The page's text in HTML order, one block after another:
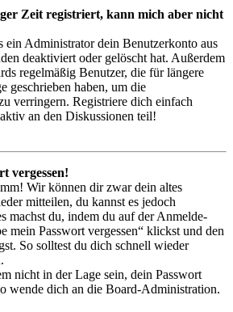
Zeit registriert, kann mich aber nicht
ein Administrator dein Benutzerkonto aus
deaktiviert oder gelöscht hat. Außerdem
regelmäßig Benutzer, die für längere
geschrieben haben, um die
verringern. Registriere dich einfach
an den Diskussionen teil!
vergessen!
Wir können dir zwar dein altes
mitteilen, du kannst es jedoch
machst du, indem du auf der Anmelde-
mein Passwort vergessen“ klickst und den
So solltest du dich schnell wieder
nicht in der Lage sein, dein Passwort
wende dich an die Board-Administration.